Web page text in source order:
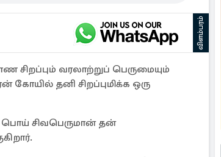
விளம்பரம்
சிறப்பும் வரலாற்றுப் பெருமையும்
தனி சிறப்புமிக்க ஒரு
சிவபெருமான் தன்